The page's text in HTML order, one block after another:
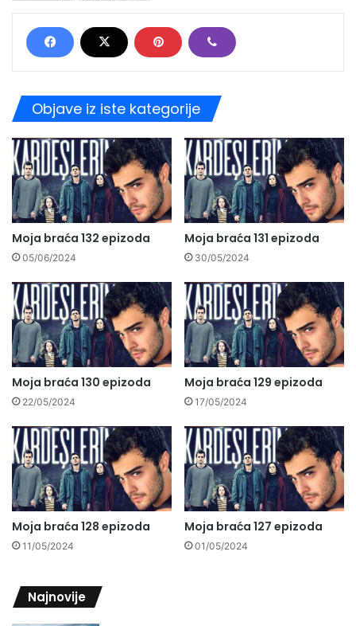
Objave iz iste kategorije
Moja braća 132 epizoda
05/06/2024
Moja braća 131 epizoda
30/05/2024
Moja braća 130 epizoda
22/05/2024
Moja braća 129 epizoda
17/05/2024
Moja braća 128 epizoda
11/05/2024
Moja braća 127 epizoda
01/05/2024
Najnovije